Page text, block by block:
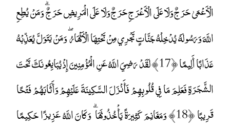
الْأَعْمَىٰ حَرَجٌ وَلَا عَلَى الْأَعْرَجِ حَرَجٌ وَلَا عَلَى الْمَرِيضِ حَرَجٌ ۗ وَمَنْ يُطِعِ
اللَّهَ وَرَسُولَهُ يُدْخِلْهُ جَنَّاتٍ تَجْرِي مِنْ تَحْتِهَا الْأَنْهَارُ ۖ وَمَنْ يَتَوَلَّ يُعَذِّبْهُ
عَذَابًا أَلِيمًا ﴿17﴾ لَقَدْ رَضِيَ اللَّهُ عَنِ الْمُؤْمِنِينَ إِذْ يُبَايِعُونَكَ تَحْتَ
الشَّجَرَةِ فَعَلِمَ مَا فِي قُلُوبِهِمْ فَأَنْزَلَ السَّكِينَةَ عَلَيْهِمْ وَأَثَابَهُمْ فَتْحًا
قَرِيبًا ﴿18﴾ وَمَغَانِمَ كَثِيرَةً يَأْخُذُونَهَا ۗ وَكَانَ اللَّهُ عَزِيزًا حَكِيمًا